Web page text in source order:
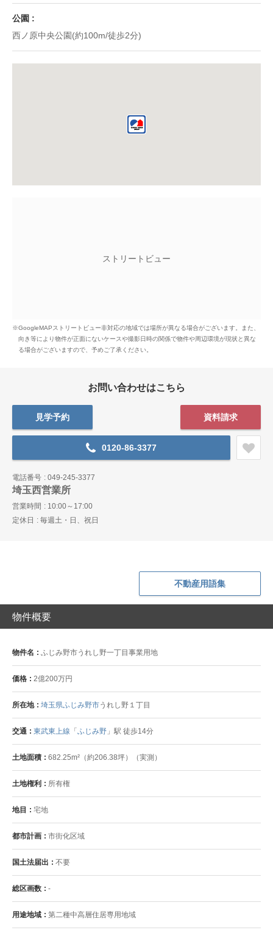
公園
西ノ原中央公園(約100m/徒歩2分)
ストリートビュー
※GoogleMAPストリートビュー非対応の地域では場所が異なる場合がございます。
また、
向き等により物件が正面にないケースや撮影日時の関係で物件や周辺環境が現状と異な
る場合がございますので、予めご了承ください。
お問い合わせはこちら
見学予約 資料請求
0120-86-3377
電話番号 049-245-3377
埼玉西営業所
営業時間
10:00～17:00
定休日
毎週土・日、祝日
不動産用語集
物件概要
物件名 ふじみ野市うれし野一丁目事業用地
価格 2億200万円
所在地 埼玉県ふじみ野市うれし野１丁目
交通 東武東上線 「ふじみ野 」駅 徒歩14分
土地面積 682.25m²（約206.38坪）（実測）
土地権利 所有権
地目 宅地
都市計画 市街化区域
国土法届出 不要
総区画数 -
用途地域 第二種中高層住居専用地域